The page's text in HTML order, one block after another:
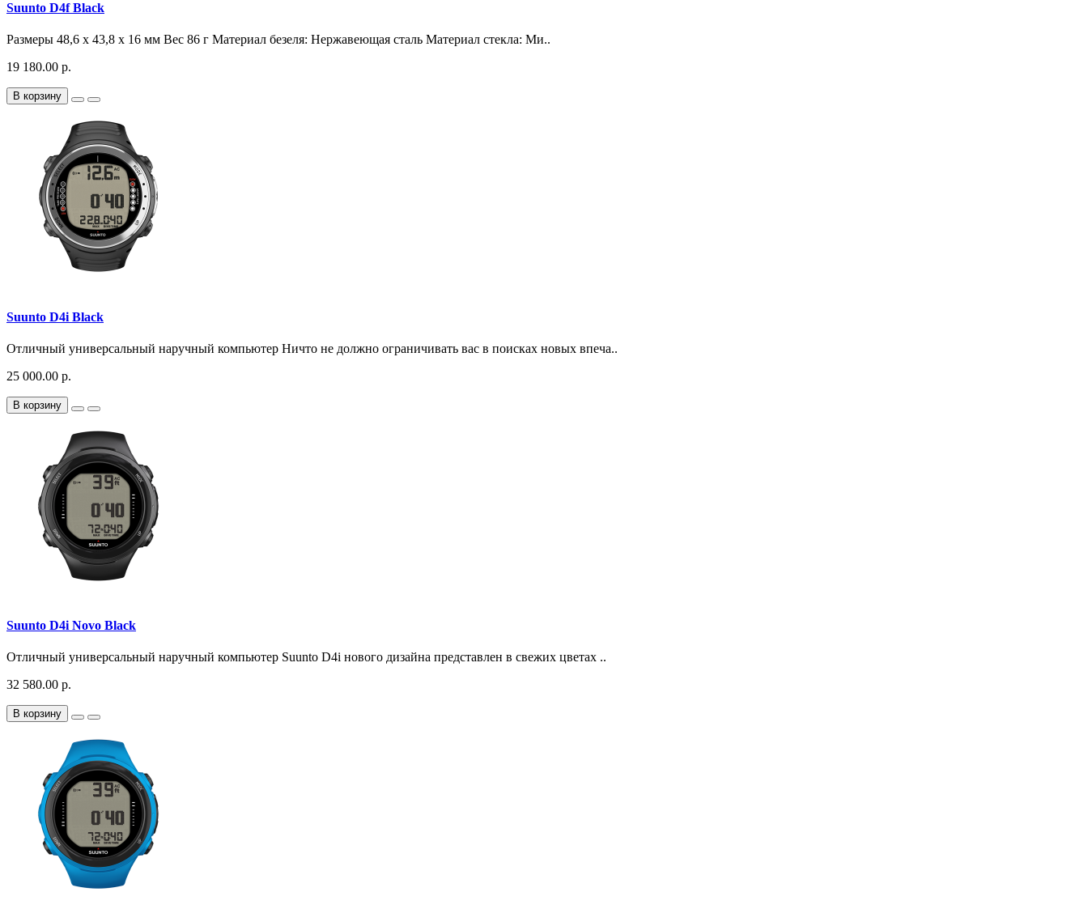
Suunto D4f Black
Размеры 48,6 x 43,8 x 16 мм Вес 86 г Материал безеля: Нержавеющая сталь Материал стекла: Ми..
19 180.00 р.
В корзину
Suunto D4i Black
Отличный универсальный наручный компьютер Ничто не должно ограничивать вас в поисках новых впеча..
25 000.00 р.
В корзину
Suunto D4i Novo Black
Отличный универсальный наручный компьютер Suunto D4i нового дизайна представлен в свежих цветах ..
32 580.00 р.
В корзину